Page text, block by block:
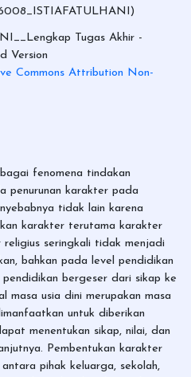
Tugas Akhir -
Version
Commons Attribution Non-
fenomena tindakan
penurunan karakter pada
tidak lain karena
karakter terutama karakter
seringkali tidak menjadi
bahkan pada level pendidikan
bergeser dari sikap ke
masa usia dini merupakan masa
untuk diberikan
menentukan sikap, nilai, dan
Pembentukan karakter
pihak keluarga, sekolah,